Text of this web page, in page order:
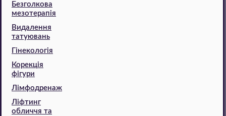
Безголкова
мезотерапія
Видалення
татуювань
Гінекологія
Корекція
фігури
Лімфодренаж
Ліфтинг
обличчя та